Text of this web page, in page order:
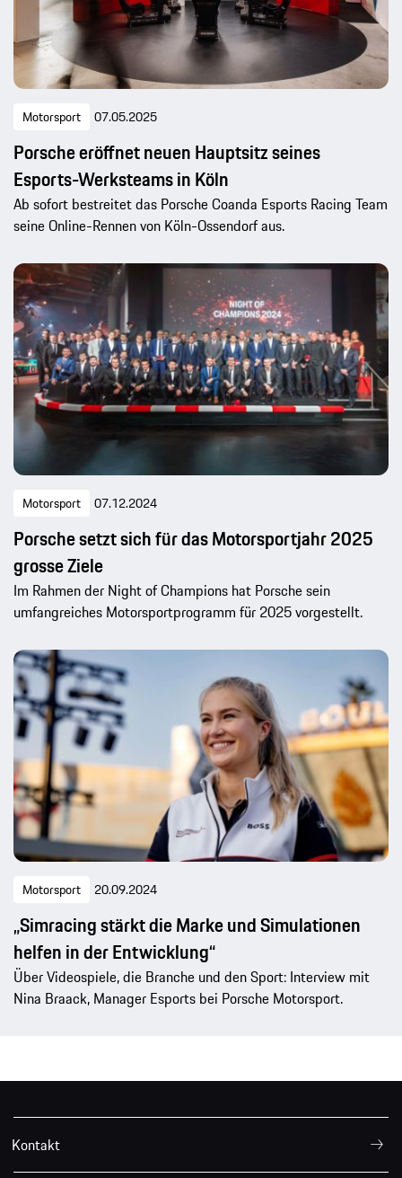
Motorsport 07.05.2025
Porsche eröffnet neuen Hauptsitz seines
Esports-Werksteams in Köln
Ab sofort bestreitet das Porsche Coanda Esports Racing Team
seine Online-Rennen von Köln-Ossendorf aus.
Motorsport 07.12.2024
Porsche setzt sich für das Motorsportjahr 2025
grosse Ziele
Im Rahmen der Night of Champions hat Porsche sein
umfangreiches Motorsportprogramm für 2025 vorgestellt.
Motorsport 20.09.2024
„Simracing stärkt die Marke und Simulationen
helfen in der Entwicklung“
Über Videospiele, die Branche und den Sport: Interview mit
Nina Braack, Manager Esports bei Porsche Motorsport.
Kontakt